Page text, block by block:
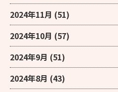
2024年11月 (51)
2024年10月 (57)
2024年9月 (51)
2024年8月 (43)